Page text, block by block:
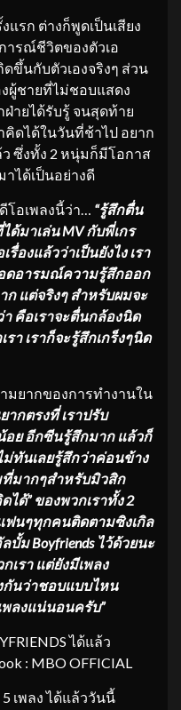
แรก ต่างก็พูดเป็นเสียง
ารณ์ชีวิตของตัวเอ
ขึ้นกับตัวเองจริงๆ ส่วน
งผู้ชายที่ไม่ชอบแสดง
ายได้รับรู้ จนสุดท้าย
คิดได้ในวันที่ช้าไป อยาก
ซึ่งทั้ง 2 หนุ่มก็มีโอกาส
ได้เป็นอย่างดี
โอเพลงนี้ว่า… “รู้สึกตื่น
ด้มาเล่นMVกับพี่เกร
รื่องแล้วว่าเป็นยังไง เรา
ดอารมณ์ความรู้สึกออก
ก แต่จริงๆ สำหรับผมจะ
คือเราจะตื่นกล้องนิด
า เราก็จะรู้สึกเกร็งๆนิด
มยากของการทำงานใน
ากตรงที่ เราปรับ
ย อีกซีนรู้สึกมาก แล้วก็
ทันเลยรู้สึกว่าค่อนข้าง
ที่มากๆสำหรับมิวสิก
ได้” ของพวกเราทั้ง 2
ฟนๆทุกคนติดตามซิงเกิล
ลบั้มBoyfriends ไว้ด้วยนะ
เรา แต่ยังมีเพลง
นว่าชอบแบบไหน
ลงแน่นอนครับ”
ได้แล้ว
: MBO OFFICIAL
เพลง ได้แล้ววันนี้